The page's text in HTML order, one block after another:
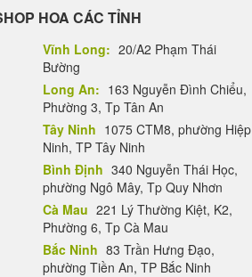
HOA CÁC TỈNH
Vĩnh Long: 20/A2 Phạm Thái
Bường
Long An: 163 Nguyễn Đình Chiểu,
Phường 3, Tp Tân An
Tây Ninh 1075 CTM8, phường Hiệp
Ninh, TP Tây Ninh
Bình Định 340 Nguyễn Thái Học,
phường Ngô Mây, Tp Quy Nhơn
Cà Mau 221 Lý Thường Kiệt, K2,
Phường 6, Tp Cà Mau
Bắc Ninh 83 Trần Hưng Đạo,
phường Tiền An, TP Bắc Ninh